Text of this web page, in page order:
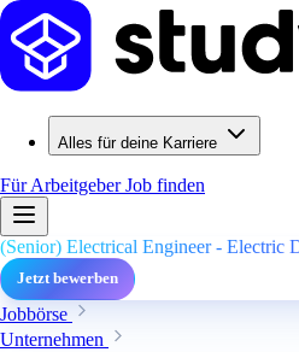
Alles für deine Karriere
Für ArbeitgeberJob finden
(Senior) Electrical Engineer - Electric
Jetzt bewerben
Jobbörse
Unternehmen